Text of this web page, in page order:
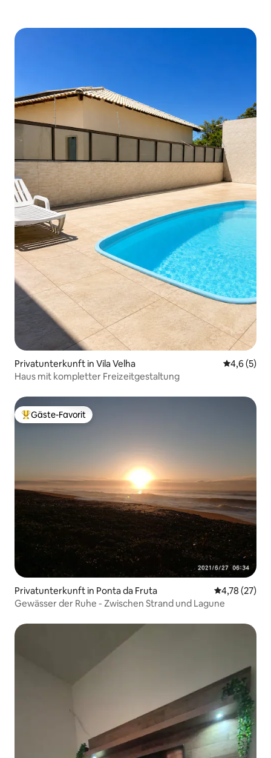
Privatunterkunft in Vila Velha
4,6 (5)
Haus mit kompletter Freizeitgestaltung
Beliebter Gäste-Favorit.
Gäste-Favorit
Privatunterkunft in Ponta da Fruta
4,78 (27)
Gewässer der Ruhe - Zwischen Strand und Lagune